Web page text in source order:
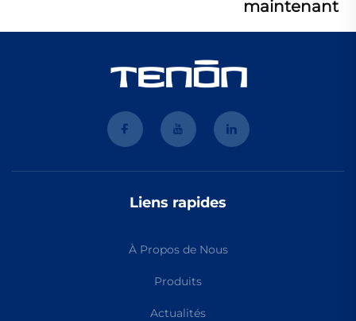
maintenant
Liens rapides
À Propos de Nous
Produits
Actualités